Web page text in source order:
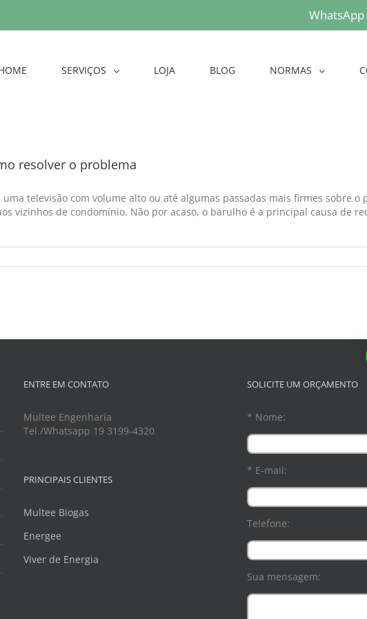
SERVIÇOS LOJA BLOG NORMAS
resolver o problema
televisão com volume alto ou até algumas passadas mais firmes sobre o
vizinhos de condomínio. Não por acaso, o barulho é a principal causa de
ENTRE EM CONTATO
Multee Engenharia
Tel./Whatsapp 19 3199-4320
PRINCIPAIS CLIENTES
Multee Biogas
Energee
Viver de Energia
SOLICITE UM ORÇAMENTO
* Nome:
* E-mail:
Telefone:
Sua mensagem: